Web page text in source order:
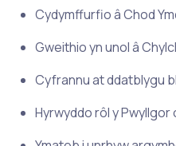
Cydymffurfio â Chod
Gweithio yn unol â
Cyfrannu at ddatblygu
Hyrwyddo rôl y Pwyllgor